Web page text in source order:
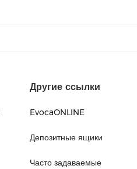
Другие ссылки
EvocaONLINE
Депозитные ящики
Часто задаваемые